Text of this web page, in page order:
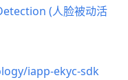
(人脸被动活
iapp-ekyc-sdk